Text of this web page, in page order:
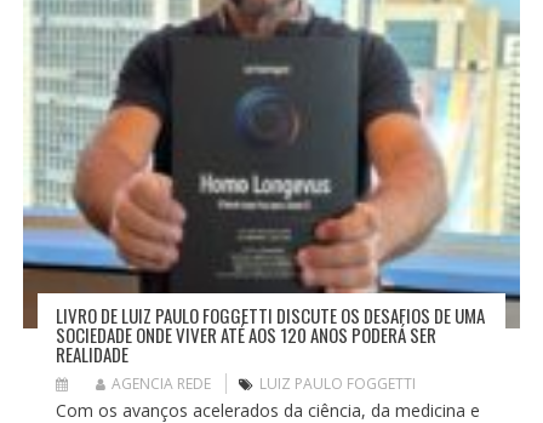
LIVRO DE LUIZ PAULO FOGGETTI DISCUTE OS DESAFIOS DE UMA
SOCIEDADE ONDE VIVER ATÉ AOS 120 ANOS PODERÁ SER
REALIDADE
AGENCIA REDE LUIZ PAULO FOGGETTI
Com os avanços acelerados da ciência, da medicina e